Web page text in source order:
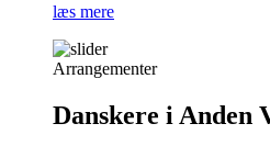
læs mere
Arrangementer
Danskere i Anden